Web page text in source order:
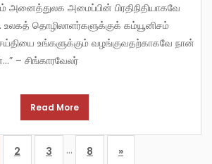
அமைப்பின் பிரதிநிதியாகவே
உலகத் தொழிலாளர்களுக்குக் கம்யூனிசம்
உங்களுக்கும் வழங்குவதற்காகவே நான்
– சிங்காரவேலர்
Read More
2 3 … 8 »